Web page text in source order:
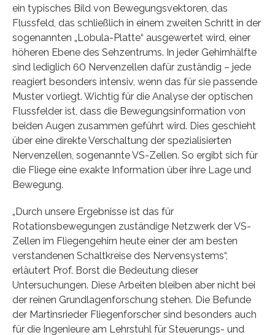
ein typisches Bild von Bewegungsvektoren, das
Flussfeld, das schließlich in einem zweiten Schritt in der
sogenannten „Lobula-Platte“ ausgewertet wird, einer
höheren Ebene des Sehzentrums. In jeder Gehirnhälfte
sind lediglich 60 Nervenzellen dafür zuständig – jede
reagiert besonders intensiv, wenn das für sie passende
Muster vorliegt. Wichtig für die Analyse der optischen
Flussfelder ist, dass die Bewegungsinformation von
beiden Augen zusammen geführt wird. Dies geschieht
über eine direkte Verschaltung der spezialisierten
Nervenzellen, sogenannte VS-Zellen. So ergibt sich für
die Fliege eine exakte Information über ihre Lage und
Bewegung.
„Durch unsere Ergebnisse ist das für
Rotationsbewegungen zuständige Netzwerk der VS-
Zellen im Fliegengehirn heute einer der am besten
verstandenen Schaltkreise des Nervensystems“,
erläutert Prof. Borst die Bedeutung dieser
Untersuchungen. Diese Arbeiten bleiben aber nicht bei
der reinen Grundlagenforschung stehen. Die Befunde
der Martinsrieder Fliegenforscher sind besonders auch
für die Ingenieure am Lehrstuhl für Steuerungs- und